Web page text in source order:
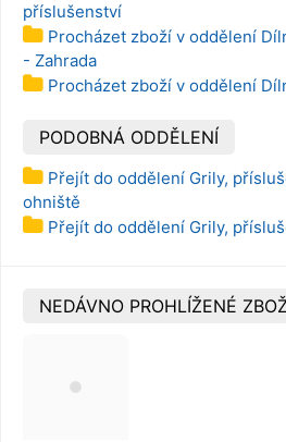
příslušenství
Procházet zboží v oddělení
- Zahrada
Procházet zboží v oddělení
PODOBNÁ ODDĚLENÍ
Přejít do oddělení Grily,
ohniště
Přejít do oddělení Grily,
NEDÁVNO PROHLÍŽENÉ